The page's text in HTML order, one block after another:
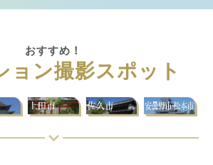
おすすめ！
ョン撮影スポット